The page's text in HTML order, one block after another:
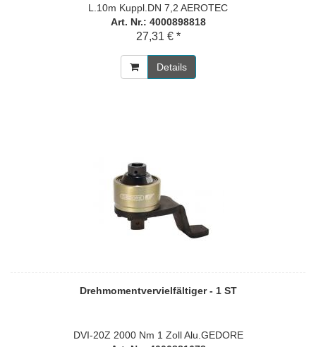
L.10m Kuppl.DN 7,2 AEROTEC
Art. Nr.: 4000898818
27,31 € *
Details
Drehmomentvervielfältiger - 1 ST
DVI-20Z 2000 Nm 1 Zoll Alu.GEDORE